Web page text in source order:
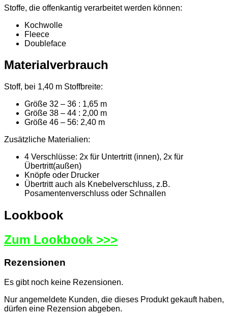
Stoffe, die offenkantig verarbeitet werden können:
Kochwolle
Fleece
Doubleface
Materialverbrauch
Stoff, bei 1,40 m Stoffbreite:
Größe 32 – 36 : 1,65 m
Größe 38 – 44 : 2,00 m
Größe 46 – 56: 2,40 m
Zusätzliche Materialien:
4 Verschlüsse: 2x für Untertritt (innen), 2x für
Übertritt(außen)
Knöpfe oder Drucker
Übertritt auch als Knebelverschluss, z.B.
Posamentenverschluss oder Schnallen
Lookbook
Zum Lookbook >>>
Rezensionen
Es gibt noch keine Rezensionen.
Nur angemeldete Kunden, die dieses Produkt gekauft haben,
dürfen eine Rezension abgeben.